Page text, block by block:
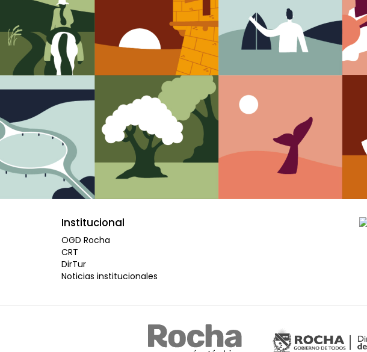
Institucional
OGD Rocha
CRT
DirTur
Noticias institucionales